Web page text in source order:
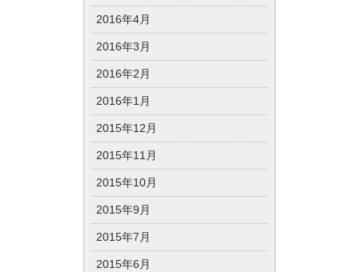
2016年4月
2016年3月
2016年2月
2016年1月
2015年12月
2015年11月
2015年10月
2015年9月
2015年7月
2015年6月